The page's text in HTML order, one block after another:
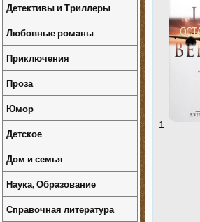
1
Детективы и Триллеры
Любовные романы
Приключения
Проза
Юмор
Детское
Дом и семья
Наука, Образование
Справочная литература